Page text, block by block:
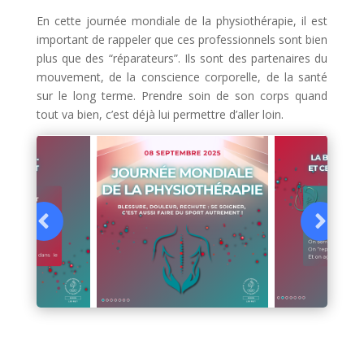
En cette journée mondiale de la physiothérapie, il est
important de rappeler que ces professionnels sont bien
plus que des “réparateurs”. Ils sont des partenaires du
mouvement, de la conscience corporelle, de la santé
sur le long terme. Prendre soin de son corps quand
tout va bien, c’est déjà lui permettre d’aller loin.